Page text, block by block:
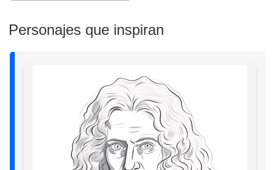
Personajes que inspiran